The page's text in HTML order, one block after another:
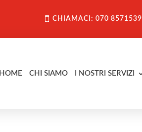
CHIAMACI: 070 8571539
HOME CHI SIAMO I NOSTRI SERVIZI